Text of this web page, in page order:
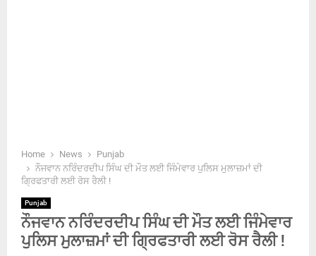
Home News
Punjab
ਨੌਜਵਾਨ ਨਰਿੰਦਰਦੀਪ ਸਿੰਘ ਦੀ ਮੌਤ ਲਈ ਜਿੰਮੇਵਾਰ ਪੁਲਿਸ ਮੁਲਾਜ਼ਮਾਂ ਦੀ
ਗ੍ਰਿਫਤਾਰੀ ਲਈ ਰੋਸ ਰੈਲੀ !
Punjab
ਨੌਜਵਾਨ ਨਰਿੰਦਰਦੀਪ ਸਿੰਘ ਦੀ ਮੌਤ ਲਈ ਜਿੰਮੇਵਾਰ
ਪੁਲਿਸ ਮੁਲਾਜ਼ਮਾਂ ਦੀ ਗ੍ਰਿਫਤਾਰੀ ਲਈ ਰੋਸ ਰੈਲੀ !